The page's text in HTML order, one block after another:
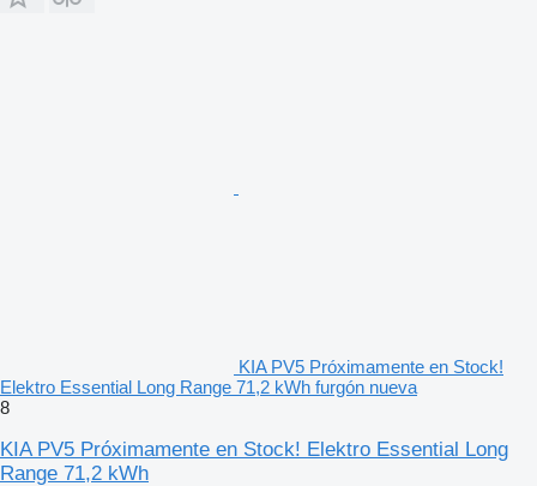
KIA PV5 Próximamente en Stock!
Elektro Essential Long Range 71,2 kWh furgón nueva
8
KIA PV5 Próximamente en Stock! Elektro Essential Long
Range 71,2 kWh